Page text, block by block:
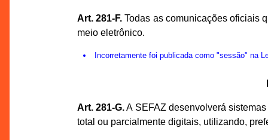
Art. 281-F. Todas as comunicações oficiais
meio eletrônico.
Incorretamente foi publicada como "sessão" na
Art. 281-G.A SEFAZ desenvolverá
total ou parcialmente digitais, utilizando,